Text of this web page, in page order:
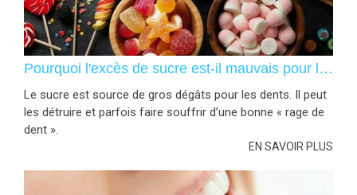
Pourquoi l'excès de sucre est-il mauvais pour les dents ?
Le sucre est source de gros dégâts pour les dents. Il peut
les détruire et parfois faire souffrir d’une bonne « rage de
dent ».
EN SAVOIR PLUS